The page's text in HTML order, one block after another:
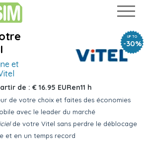
UP TO
-30%
et
de : € 16.95 EURen11 h
de votre choix et faites des économies
avec le leader du marché
de votre Vitel sans perdre le déblocage
et en un temps record